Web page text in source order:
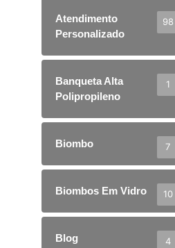
Atendimento
Personalizado
98
Banqueta Alta
Polipropileno
1
Biombo 7
Biombos Em Vidro 10
Blog 4